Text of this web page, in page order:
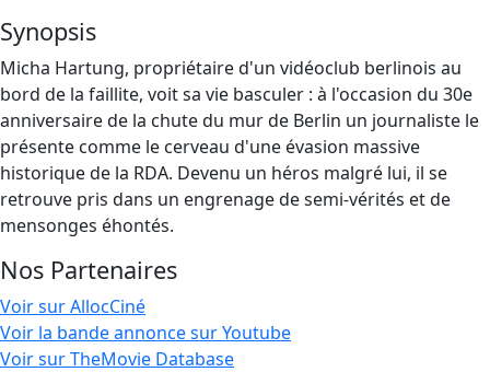
Synopsis
Micha Hartung, propriétaire d'un vidéoclub berlinois au
bord de la faillite, voit sa vie basculer : à l'occasion du 30e
anniversaire de la chute du mur de Berlin un journaliste le
présente comme le cerveau d'une évasion massive
historique de la RDA. Devenu un héros malgré lui, il se
retrouve pris dans un engrenage de semi-vérités et de
mensonges éhontés.
Nos Partenaires
Voir sur AllocCiné
Voir la bande annonce sur Youtube
Voir sur TheMovie Database